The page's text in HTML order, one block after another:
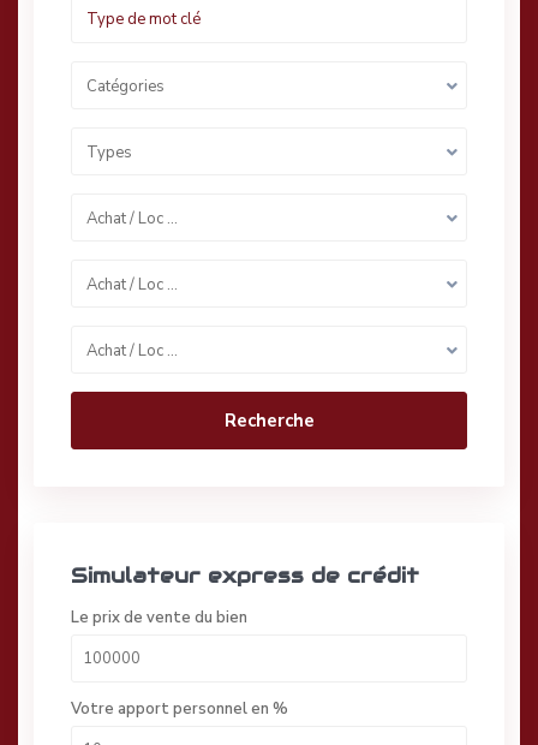
Catégories
Types
Achat / Loc …
Achat / Loc …
Achat / Loc …
Recherche
Simulateur express de crédit
Le prix de vente du bien
Votre apport personnel en %